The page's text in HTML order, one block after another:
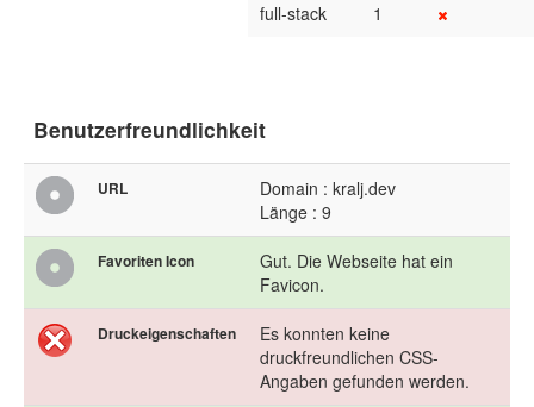
full-stack 1
Benutzerfreundlichkeit
URL
Domain : kralj.dev
Länge : 9
Favoriten Icon
Gut. Die Webseite hat ein
Favicon.
Druckeigenschaften
Es konnten keine
druckfreundlichen CSS-
Angaben gefunden werden.